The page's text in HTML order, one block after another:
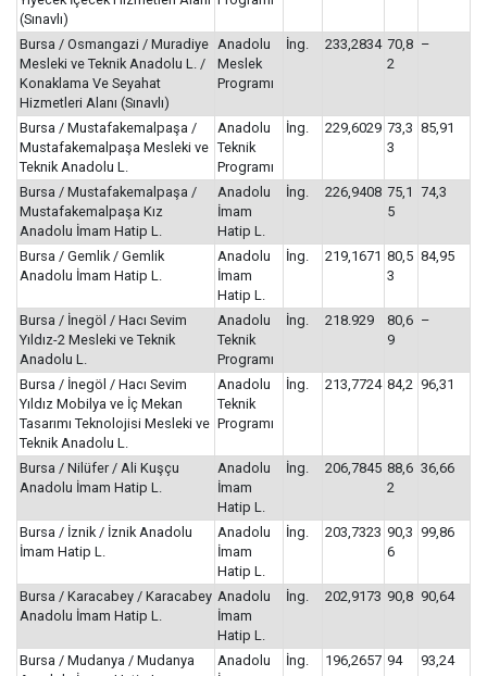
(Sınavlı)
Bursa / Osmangazi / Muradiye
Mesleki ve Teknik Anadolu L. /
Konaklama Ve Seyahat
Hizmetleri Alanı (Sınavlı)
Anadolu
Meslek
Programı
İng. 233,2834 70,8
2
–
Bursa / Mustafakemalpaşa /
Mustafakemalpaşa Mesleki ve
Teknik Anadolu L.
Anadolu
Teknik
Programı
İng. 229,6029 73,3
3
85,91
Bursa / Mustafakemalpaşa /
Mustafakemalpaşa Kız
Anadolu İmam Hatip L.
Anadolu
İmam
Hatip L.
İng. 226,9408 75,1
5
74,3
Bursa / Gemlik / Gemlik
Anadolu İmam Hatip L.
Anadolu
İmam
Hatip L.
İng. 219,1671 80,5
3
84,95
Bursa / İnegöl / Hacı Sevim
Yıldız-2 Mesleki ve Teknik
Anadolu L.
Anadolu
Teknik
Programı
İng. 218.929
80,6
9
–
Bursa / İnegöl / Hacı Sevim
Yıldız Mobilya ve İç Mekan
Tasarımı Teknolojisi Mesleki ve
Teknik Anadolu L.
Anadolu
Teknik
Programı
İng. 213,7724 84,2 96,31
Bursa / Nilüfer / Ali Kuşçu
Anadolu İmam Hatip L.
Anadolu
İmam
Hatip L.
İng. 206,7845 88,6
2
36,66
Bursa / İznik / İznik Anadolu
İmam Hatip L.
Anadolu
İmam
Hatip L.
İng. 203,7323 90,3
6
99,86
Bursa / Karacabey / Karacabey
Anadolu İmam Hatip L.
Anadolu
İmam
Hatip L.
İng. 202,9173 90,8 90,64
Bursa / Mudanya / Mudanya
Anadolu
İng. 196,2657 94 93,24